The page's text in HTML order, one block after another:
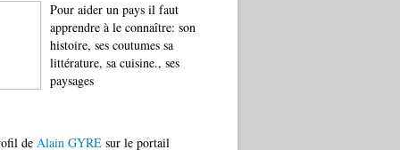
Pour aider un pays il faut
apprendre à le connaître: son
histoire, ses coutumes sa
littérature, sa cuisine., ses
paysages
de Alain GYRE sur le portail